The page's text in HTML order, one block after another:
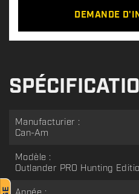
DEMANDE
Manufacturier :
Can-Am
Modèle :
Outlander PRO Hunting